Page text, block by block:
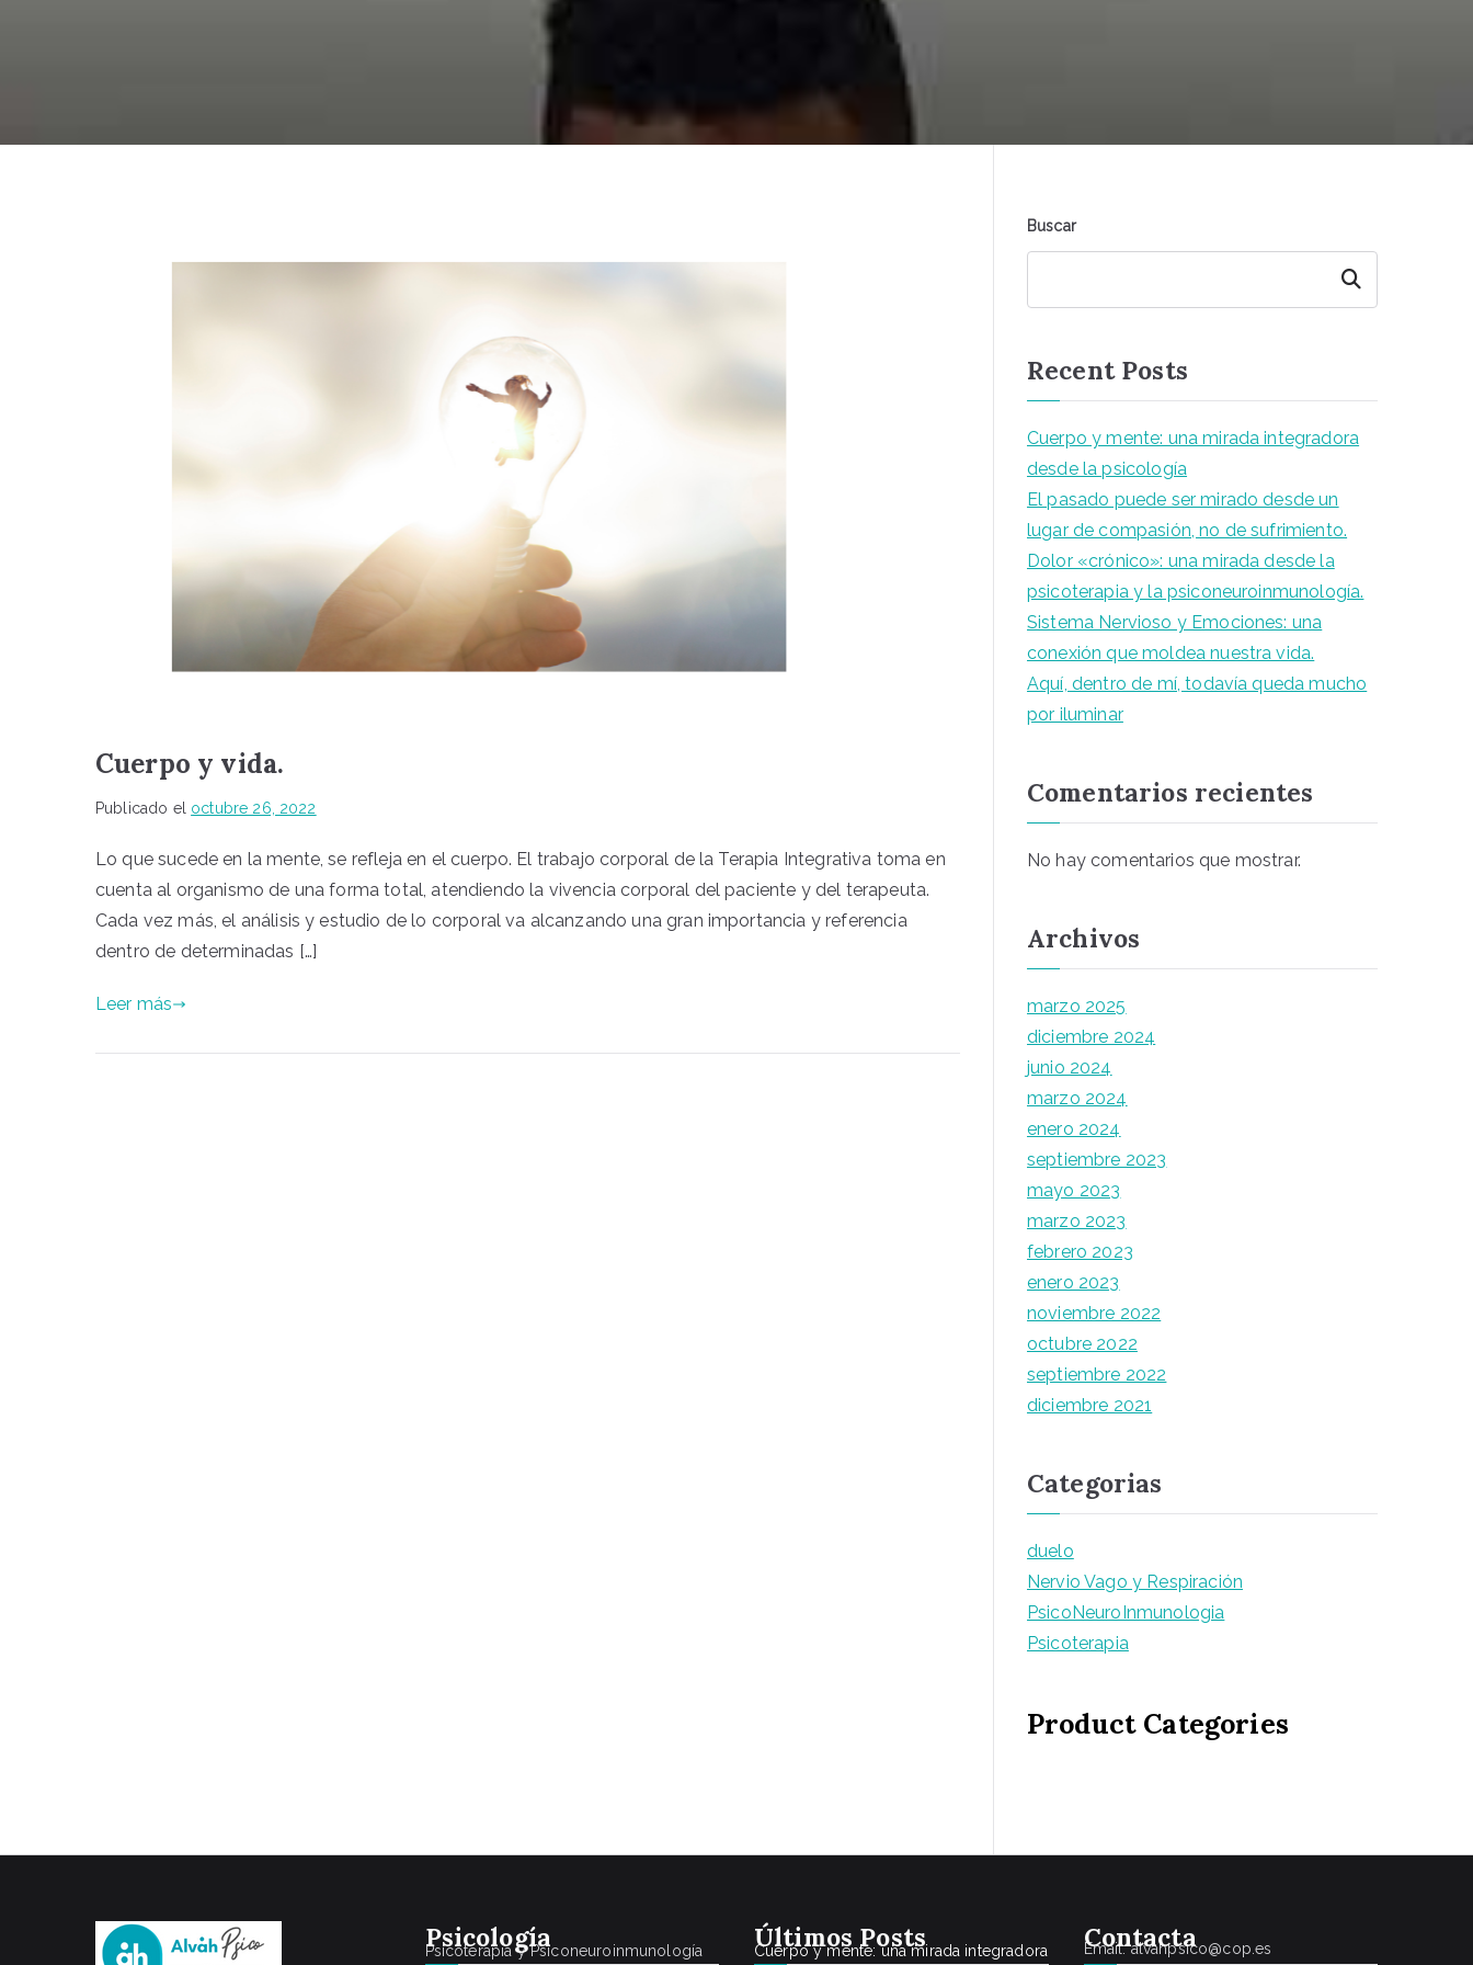
Cuerpo y vida.
Publicado el octubre 26, 2022
Lo que sucede en la mente, se refleja en el cuerpo. El trabajo corporal de la Terapia Integrativa toma en
cuenta al organismo de una forma total, atendiendo la vivencia corporal del paciente y del terapeuta.
Cada vez más, el análisis y estudio de lo corporal va alcanzando una gran importancia y referencia
dentro de determinadas […]
Leer más
Buscar
Buscar
Recent Posts
Cuerpo y mente: una mirada integradora
desde la psicología
El pasado puede ser mirado desde un
lugar de compasión, no de sufrimiento.
Dolor «crónico»: una mirada desde la
psicoterapia y la psiconeuroinmunología.
Sistema Nervioso y Emociones: una
conexión que moldea nuestra vida.
Aquí, dentro de mí, todavía queda mucho
por iluminar
Comentarios recientes
No hay comentarios que mostrar.
Archivos
marzo 2025
diciembre 2024
junio 2024
marzo 2024
enero 2024
septiembre 2023
mayo 2023
marzo 2023
febrero 2023
enero 2023
noviembre 2022
octubre 2022
septiembre 2022
diciembre 2021
Categorias
duelo
Nervio Vago y Respiración
PsicoNeuroInmunologia
Psicoterapia
Product Categories
Psicología
Psicoterapia y Psiconeuroinmunología Últimos Posts
Cuerpo y mente: una mirada integradora Contacta
Email: alvahpsico@cop.es